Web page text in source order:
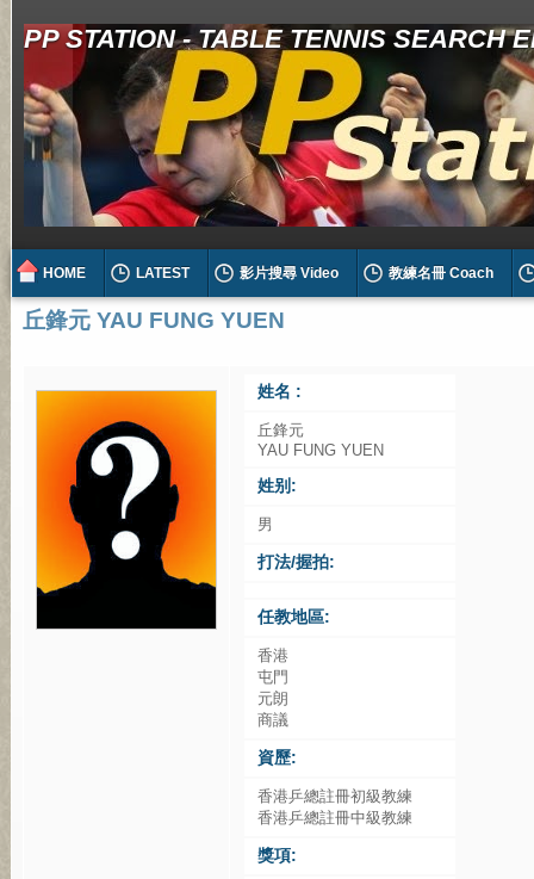
PP STATION - TABLE TENNIS SEARCH
HOME LATEST 影片搜尋 Video 教練名冊 Coach
丘鋒元 YAU FUNG YUEN
姓名 :
丘鋒元
YAU FUNG YUEN
姓别:
男
打法/握拍:
任教地區:
香港
屯門
元朗
商議
資歷:
香港乒總註冊初級教練
香港乒總註冊中級教練
獎項: